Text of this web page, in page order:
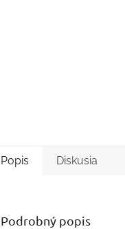
Popis Diskusia
Podrobný popis